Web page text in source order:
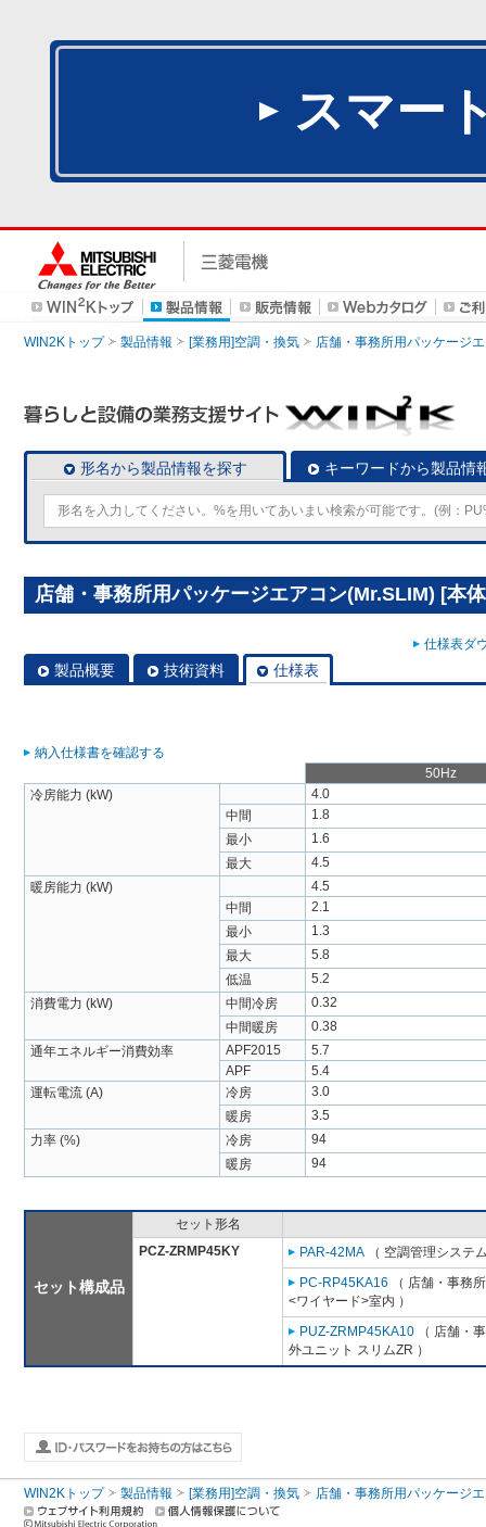
スマー
WIN2Kトップ 製品情報 [業務用]空調・換気 店舗・事務所用パッケージ
形名から製品情報を探す キーワードから製品情
店舗・事務所用パッケージエアコン(Mr.SLIM) [本
仕様表ダ
製品概要 技術資料 仕様表
納入仕様書を確認する
50Hz
冷房能力 (kW)
4.0
中間
1.8
最小
1.6
最大
4.5
暖房能力 (kW)
4.5
中間
2.1
最小
1.3
最大
5.8
低温
5.2
消費電力 (kW)
中間冷房
0.32
中間暖房
0.38
通年エネルギー消費効率
APF2015
5.7
APF
5.4
運転電流 (A)
冷房
3.0
暖房
3.5
力率 (%)
冷房
94
暖房
94
セット構成品
セット形名
PCZ-ZRMP45KY
PAR-42MA （ 空調管理システ
PC-RP45KA16 （ 店舗・事務
<ワイヤード>室内 ）
PUZ-ZRMP45KA10 （ 店舗・
外ユニット スリムZR ）
WIN2Kトップ 製品情報 [業務用]空調・換気 店舗・事務所用パッケージ